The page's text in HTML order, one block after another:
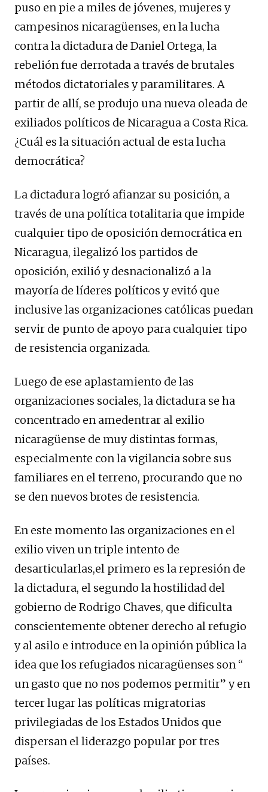
puso en pie a miles de jóvenes, mujeres y
campesinos nicaragüenses, en la lucha
contra la dictadura de Daniel Ortega, la
rebelión fue derrotada a través de brutales
métodos dictatoriales y paramilitares. A
partir de allí, se produjo una nueva oleada de
exiliados políticos de Nicaragua a Costa Rica.
¿Cuál es la situación actual de esta lucha
democrática?
La dictadura logró afianzar su posición, a
través de una política totalitaria que impide
cualquier tipo de oposición democrática en
Nicaragua, ilegalizó los partidos de
oposición, exilió y desnacionalizó a la
mayoría de líderes políticos y evitó que
inclusive las organizaciones católicas puedan
servir de punto de apoyo para cualquier tipo
de resistencia organizada.
Luego de ese aplastamiento de las
organizaciones sociales, la dictadura se ha
concentrado en amedentrar al exilio
nicaragüense de muy distintas formas,
especialmente con la vigilancia sobre sus
familiares en el terreno, procurando que no
se den nuevos brotes de resistencia.
En este momento las organizaciones en el
exilio viven un triple intento de
desarticularlas,el primero es la represión de
la dictadura, el segundo la hostilidad del
gobierno de Rodrigo Chaves, que dificulta
conscientemente obtener derecho al refugio
y al asilo e introduce en la opinión pública la
idea que los refugiados nicaragüenses son “
un gasto que no nos podemos permitir” y en
tercer lugar las políticas migratorias
privilegiadas de los Estados Unidos que
dispersan el liderazgo popular por tres
países.